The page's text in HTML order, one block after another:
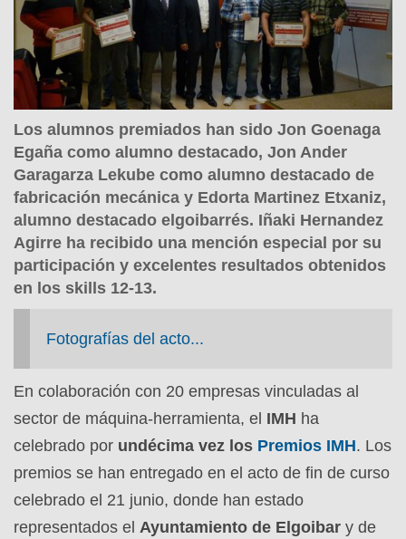
Los alumnos premiados han sido Jon Goenaga
Egaña como alumno destacado, Jon Ander
Garagarza Lekube como alumno destacado de
fabricación mecánica y Edorta Martinez Etxaniz,
alumno destacado elgoibarrés. Iñaki Hernandez
Agirre ha recibido una mención especial por su
participación y excelentes resultados obtenidos
en los skills 12-13.
Fotografías del acto...
En colaboración con 20 empresas vinculadas al
sector de máquina-herramienta, el IMH ha
celebrado por undécima vez los Premios IMH. Los
premios se han entregado en el acto de fin de curso
celebrado el 21 junio, donde han estado
representados el Ayuntamiento de Elgoibar y de